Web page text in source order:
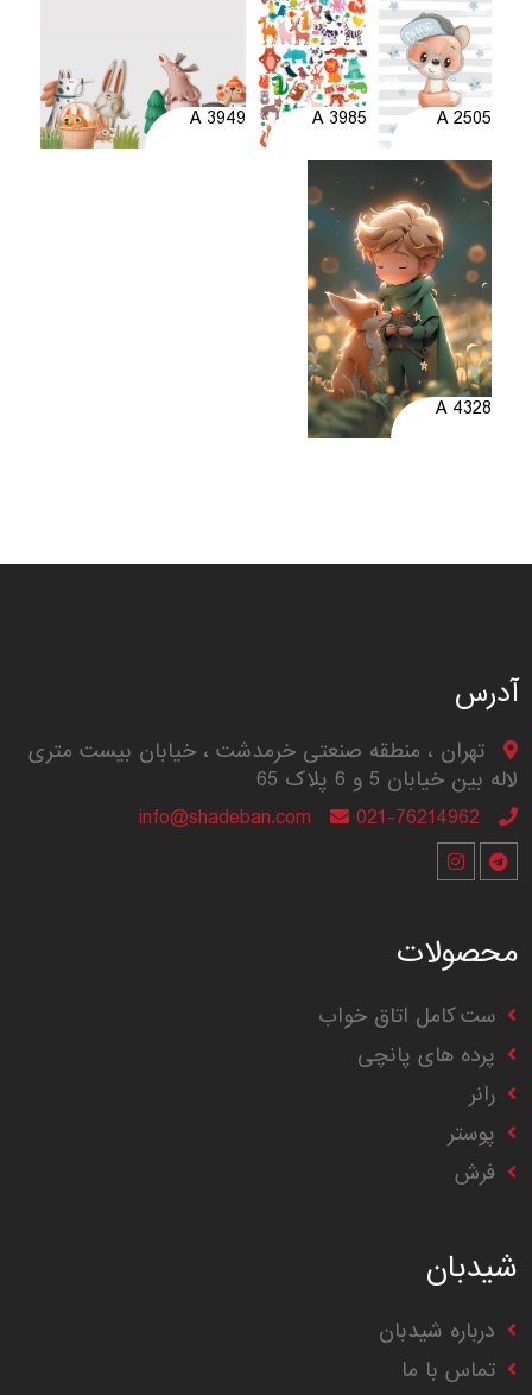
A 2505
A 3985
A 3949
A 4328
آدرس
تهران ، منطقه صنعتی خرمدشت ، خیابان بیست متری
لاله بین خیابان 5 و 6 پلاک 65
021-76214962
info@shadeban.com
محصولات
ست کامل اتاق خواب
پرده های پانچی
رانر
پوستر
فرش
شیدبان
درباره شیدبان
تماس با ما